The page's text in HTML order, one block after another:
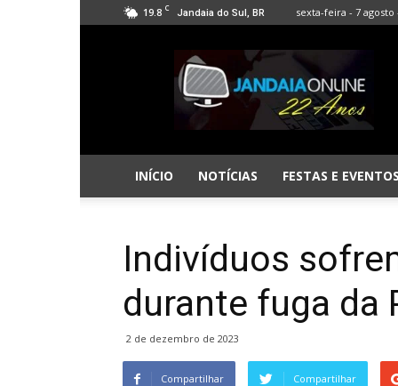
19.8 C Jandaia do Sul, BR sexta-feira - 7 agosto
Jandaia
Online
INÍCIO NOTÍCIAS FESTAS E EVENTOS
Indivíduos
durante fuga da
2 de dezembro de 2023
Compartilhar Compartilhar